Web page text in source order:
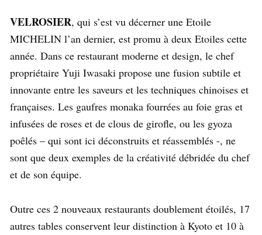
VELROSIER, qui s’est vu décerner une Etoile
MICHELIN l’an dernier, est promu à deux Etoiles cette
année. Dans ce restaurant moderne et design, le chef
propriétaire Yuji Iwasaki propose une fusion subtile et
innovante entre les saveurs et les techniques chinoises et
françaises. Les gaufres monaka fourrées au foie gras et
infusées de roses et de clous de girofle, ou les gyoza
poêlés – qui sont ici déconstruits et réassemblés -, ne
sont que deux exemples de la créativité débridée du chef
et de son équipe.
Outre ces 2 nouveaux restaurants doublement étoilés, 17
autres tables conservent leur distinction à Kyoto et 10 à